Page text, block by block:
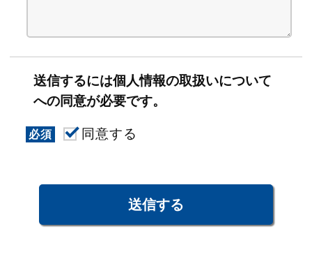
送信するには個人情報の取扱いについて
への同意が必要です。
必須 同意する